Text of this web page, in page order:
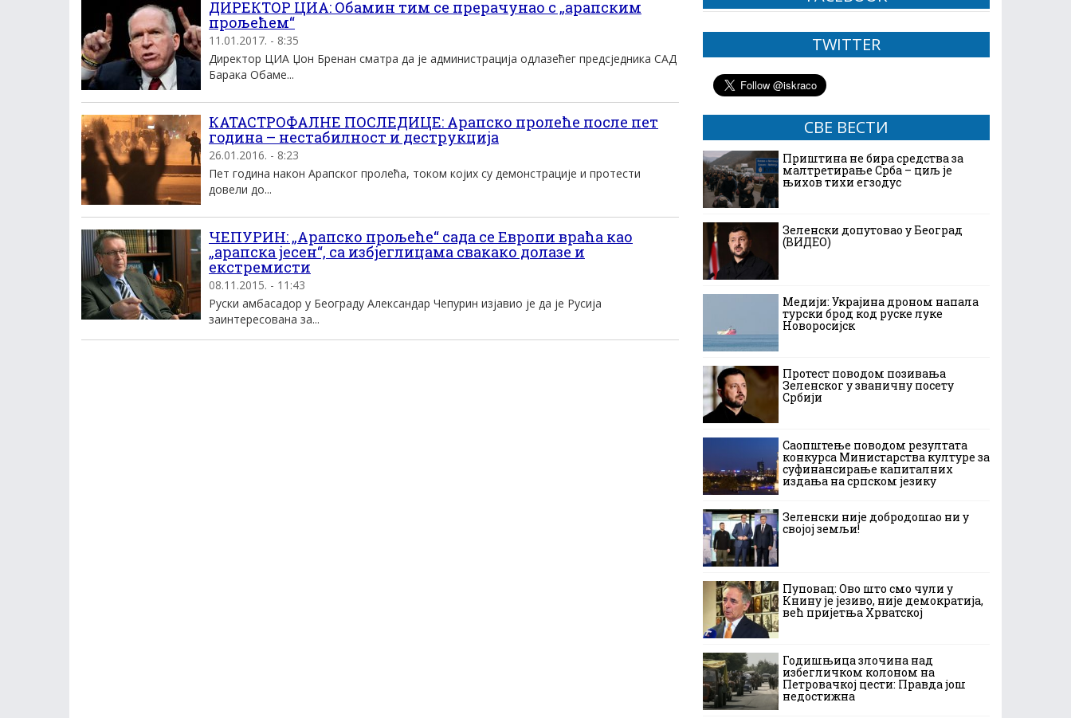
ДИРЕКТОР ЦИА: Обамин тим се прерачунао с „арапским
прољећем“
11.01.2017. - 8:35
Директор ЦИА Џон Бренан сматра да је администрација одлазећег предсједника САД
Барака Обаме...
КАТАСТРОФАЛНЕ ПОСЛЕДИЦЕ: Арапско пролеће после пет
година – нестабилност и деструкција
26.01.2016. - 8:23
Пет година након Арапског пролећа, током којих су демонстрације и протести
довели до...
ЧЕПУРИН: „Арапско прољеће“ сада се Европи враћа као
„арапска јесен“, са избјеглицама свакако долазе и
екстремисти
08.11.2015. - 11:43
Руски амбасадор у Београду Александар Чепурин изјавио је да је Русија
заинтересована за...
TWITTER
СВЕ ВЕСТИ
Приштина не бира средства за
малтретирање Срба – циљ је
њихов тихи егзодус
Зеленски допутовао у Београд
(ВИДЕО)
Медији: Украјина дроном напала
турски брод код руске луке
Новоросијск
Протест поводом позивања
Зеленског у званичну посету
Србији
Саопштење поводом резултата
конкурса Министарства културе за
суфинансирање капиталних
издања на српском језику
Зеленски није добродошао ни у
својој земљи!
Пуповац: Ово што смо чули у
Книну је језиво, није демократија,
већ пријетња Хрватској
Годишњица злочина над
избегличком колоном на
Петровачкој цести: Правда још
недостижна